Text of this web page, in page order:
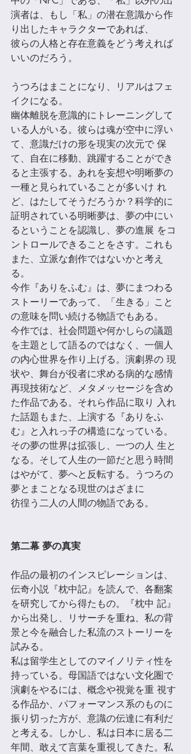
演者は、もし「私」の潜在意識から作
り出したキャラクターであれば、
彼らの⼈格と存在意義をどう考えれば
いいのだろう。
うつろはまことになり、リアルはフェ
イクになる。
幽体離脱を意識的にトレーニングして
いる⼈がいる。彼らは魂が空中に浮い
て、意識だけの形を現実の次元で 保
て、⾃在に移動、跳躍することができ
ると主張する。あれを妄想や明晰夢の
一種と⾒られていることが多いけ れ
ど、はたしてそうだろうか？科学的に
証明されている明晰夢は、夢の中にい
るということを認識し、夢の進展 をコ
ントロールできることをさす。これも
また、⽴派な創作ではないかと考え
る。
今作『ありをふむ』は、夢にまつわる
ストーリーであって、「⽣きる」こと
の意味を問い続ける物語でもある。
今作では、社会問題や何かしらの議題
を主題として語るのではなく、一個⼈
の内心世界を作り上げる。演劇界の 現
状や、舞台が役者に求める病的な感情
再現技術など、メタメッセージを含め
た作品である。それら作品に取り 入れ
た話題もまた、上演する『ありをふ
む』と入れっ子の構造になっている。
その夢の世界は拡張し、一つの⼈ ⽣と
なる。そして⼈⽣の一節だと思う時間
はやがて、夢へと反転する。うつろの
夢とまことなる現世のはざまに
彷徨う二⼈の⼈間の物語である。
第二幕 夢の真実
作品の最初のインスピレーションは、
伝奇⼩説『枕中記』を読んで、各翻案
を研究してから得たもの。『枕中 記』
から出発し、リサーチを重ね、私の背
景と今を融合した私流のストーリーを
試みる。
私は留学⽣としてのマイノリティ性を
持っている。母国語ではない⽂化圏で
演劇をやるには、概念や視覚を重 視す
る作品か、パフォーマンス系のものに
振り切った⽅が、意識の伝達に有利だ
と考える。しかし、私は日本に居る二
年間、敢えて言葉を重視してきた。私